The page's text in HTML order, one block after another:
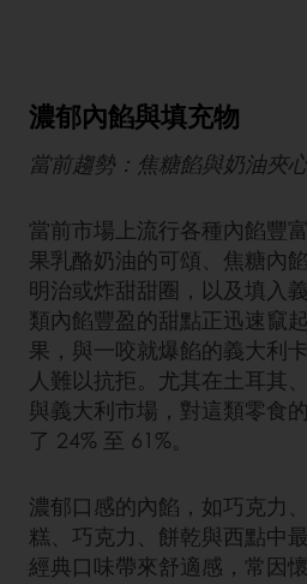
濃郁內餡與填充物
當前趨勢：焦糖餡與奶油夾
當前市場上流行各種內餡豐
果乳酪奶油的可頌、焦糖內
明治或炸甜甜圈，以及填入
類內餡豐盈的甜點正迅速竄
果，與一咬就爆餡的義大利
人難以抗拒。尤其在土耳其
與義大利市場，對這類零食
了 24% 至 61%。
濃郁口感的內餡，如巧克力
糕、巧克力、餅乾與西點中
經典口味帶來舒適感，常因